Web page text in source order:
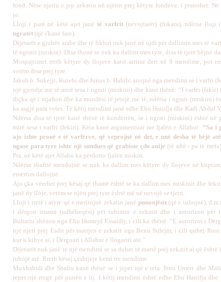
fond. Nëse njeriu e jep zekatin në njërin prej këtyre fondeve, i pranohet. Në
jo.
Lloji i parë në këtë ajet janë të varfrit(nevojtarët) (fukara), ndërsa
ngratët (që s'kanë fare).
Dijetarët e gjuhës arabe dhe të fikhut nuk janë në ujdi për dallimin mes të
të ngratit (miskin). Disa thonë se nuk ka dallim mes tyre, disa të tjerë bëjnë
Mospajtimet rreth këtyre dy llojeve kanë arritur deri në 9 mendime, por
vetëm disa prej tyre.
Jakub b. Sukejji, Kutebi dhe Junus b. Habibi anojnë nga mendimi se i varfri
një gjendje më të mirë sesa i ngrati (miskini) dhe kanë thënë: “I varfër (fakir)
diçka që i mjafton dhe ka mundësi të jetojë me të, ndërsa i ngrati (miskini)
ka asgjë para vetes. Të këtij mendimi janë edhe Ebu Hanifja dhe Kadi Abdul
Ndërsa disa të tjerë kanë thënë të kundërtën, se i ngrati (miskini) është në
mirë sesa i varfri (fekiri). Këta kanë argumentuar me fjalën e Allahut: “Sa i
ajo ishte pronë e të varfërve, që veprojnë në det, e unë desha të bëjë
ngase para tyre ishte një sundues që grabiste çdo anije(të aftë - pa të meta)
Pra, në këtë ajet Allahu ka përdorur fjalën miskin.
Ndërsa shafitë mendojnë se nuk ka dallim mes këtyre dy llojeve në
emërtim dallojnë.
Ajo çka vërehet prej kësaj që thamë është se ka dallim mes miskinit dhe
janë dy lloje, vetëm se njëri prej tyre është më në nevojë se tjetri.
Lloji i tretë i atyre që e meritojnë zekatin janë punonjësit(që e tubojnë),
i dërgon imami (udhëheqësi) për tubimin e zekatit dhe i autorizon për
Buhariu shënon nga Ebu Humejd Essaidij, i cili ka thënë: “E autorizoi i
një njeri prej Esdit përmarrjen e zekatit nga Benu Sulejm, i cili quhej Ibnu
kur u kthye ai, i Dërguari i Allahut e llogariti atë.”
Dijetarët nuk janë të një mendimi se sa duhet të marrë prej zekatit ai që është
tubojë atë. Rreth kësaj çështjeje kemi tre mendime.
Muxhahidi dhe Shafiu kanë thënë se i jepet një e teta. Ibnu Umeri dhe
jepet një rrogë për punën e tij. I këtij mendimi është edhe Ebu Hanifja dhe